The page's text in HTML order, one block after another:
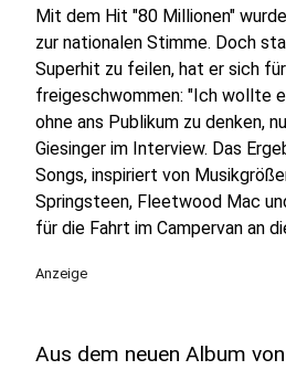
Mit dem Hit "80 Millionen"
zur nationalen Stimme. Doch
Superhit zu feilen, hat er sich
freigeschwommen: "Ich wollte
ohne ans Publikum zu denken,
Giesinger im Interview. Das
Songs, inspiriert von
Springsteen, Fleetwood Mac
für die Fahrt im Campervan an
Anzeige
Aus dem neuen Album